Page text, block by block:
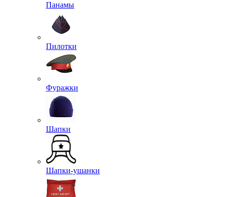
Панамы
Пилотки
Фуражки
Шапки
Шапки-ушанки